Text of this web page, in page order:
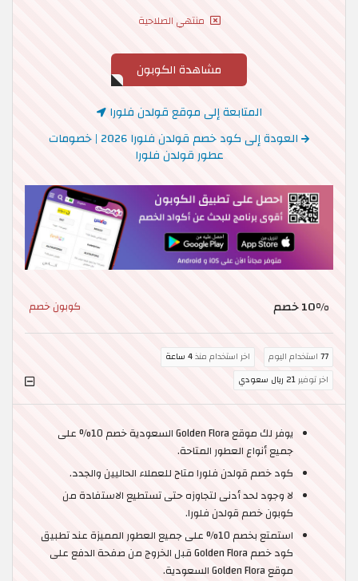
منتهي الصلاحية
مشاهدة الكوبون
المتابعة إلى موقع قولدن فلورا
العودة إلى كود خصم قولدن فلورا 2026 | خصومات
عطور قولدن فلورا
10% خصم كوبون خصم
77 استخدام اليوم اخر استخدام منذ4 ساعة
اخر توفير21 ريال سعودي
يوفر لك موقع Golden Flora السعودية خصم 10% على
جميع أنواع العطور المتاحة.
كود خصم قولدن فلورا متاح للعملاء الحاليين والجدد.
لا وجود لحد أدنى لتجاوزه حتى تستطيع الاستفادة من
كوبون خصم قولدن فلورا.
استمتع بخصم 10% على جميع العطور المميزة عند تطبيق
كود خصم Golden Flora قبل الخروج من صفحة الدفع على
موقع Golden Flora السعودية.